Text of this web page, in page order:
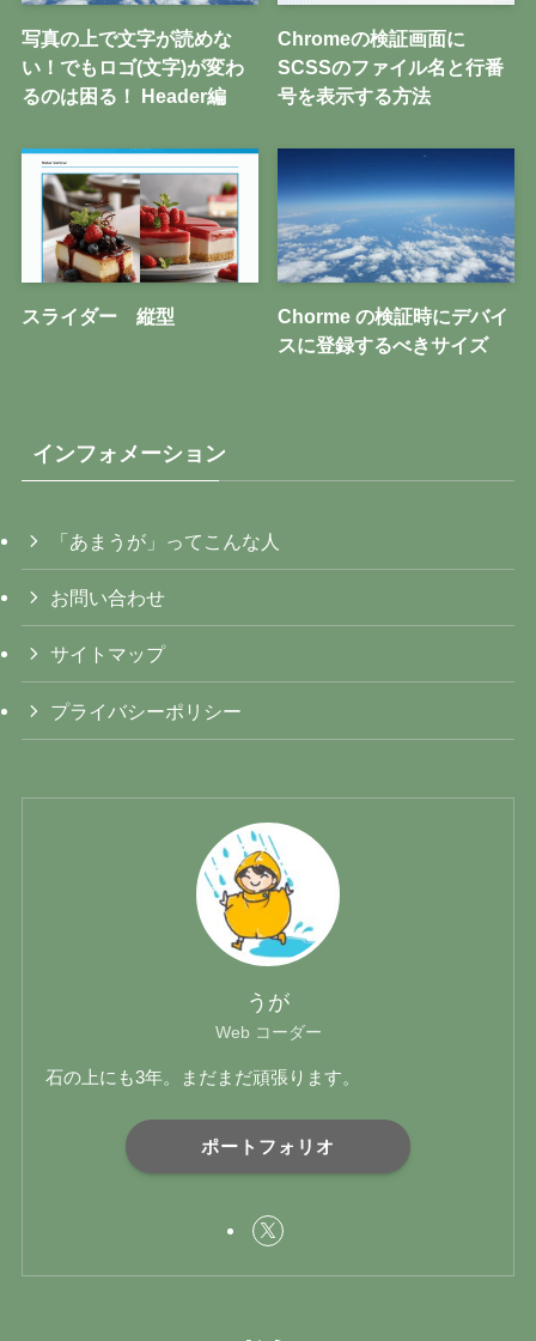
写真の上で文字が読めな
い！でもロゴ(文字)が変わ
るのは困る！ Header編
Chromeの検証画面に
SCSSのファイル名と行番
号を表示する方法
スライダー 縦型
Chorme の検証時にデバイ
スに登録するべきサイズ
インフォメーション
「あまうが」ってこんな人
お問い合わせ
サイトマップ
プライバシーポリシー
うが
Web コーダー
石の上にも3年。まだまだ頑張ります。
ポートフォリオ